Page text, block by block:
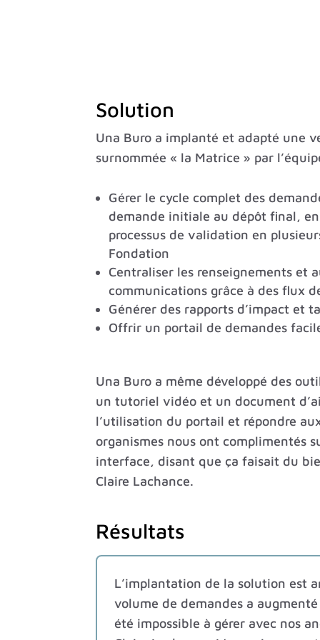
Solution
Una Buro a implanté et adapté une
surnommée « la Matrice » par
Gérer le cycle complet des
demande initiale au dépôt final,
processus de validation en
Fondation
Centraliser les renseignements et
communications grâce à des flux
Générer des rapports d’impact et
Offrir un portail de demandes
Una Buro a même développé des
un tutoriel vidéo et un document
l’utilisation du portail et répondre
organismes nous ont complimentés
interface, disant que ça faisait du
Claire Lachance.
Résultats
L’implantation de la solution est
volume de demandes a
été impossible à gérer avec nos